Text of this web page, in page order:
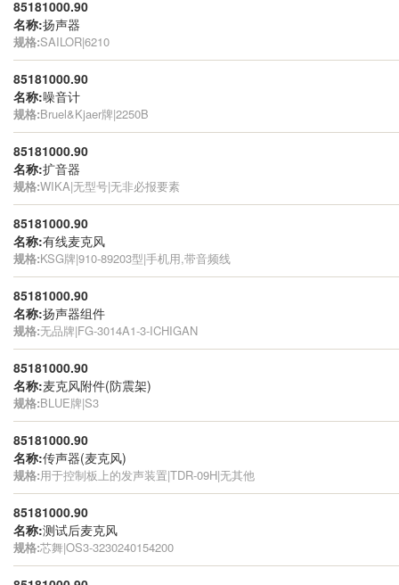
85181000.90
名称:扬声器
规格:SAILOR|6210
85181000.90
名称:噪音计
规格:Bruel&Kjaer牌|2250B
85181000.90
名称:扩音器
规格:WIKA|无型号|无非必报要素
85181000.90
名称:有线麦克风
规格:KSG牌|910-89203型|手机用,带音频线
85181000.90
名称:扬声器组件
规格:无品牌|FG-3014A1-3-ICHIGAN
85181000.90
名称:麦克风附件(防震架)
规格:BLUE牌|S3
85181000.90
名称:传声器(麦克风)
规格:用于控制板上的发声装置|TDR-09H|无其他
85181000.90
名称:测试后麦克风
规格:芯舞|OS3-3230240154200